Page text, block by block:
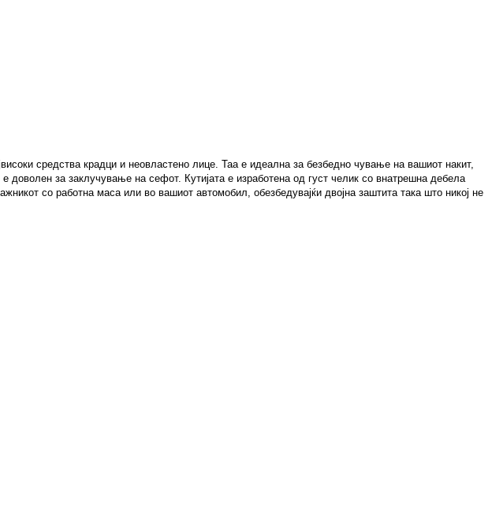
средства крадци и неовластено лице. Таа е идеална за безбедно чување на вашиот накит,
доволен за заклучување на сефот. Кутијата е изработена од густ челик со внатрешна дебела
со работна маса или во вашиот автомобил, обезбедувајќи двојна заштита така што никој не